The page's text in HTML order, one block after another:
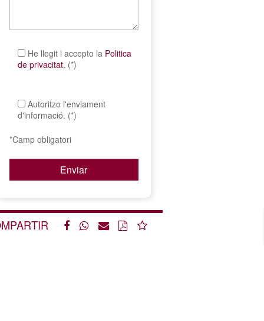
He llegit i accepto la Politica
de privacitat. (*)
Autoritzo l'enviament
d'informació. (*)
*Camp obligatori